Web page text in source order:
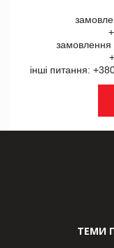
замовлення
інші питання:
ТЕМИ